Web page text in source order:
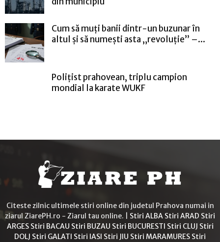
Cum să muți banii dintr-un buzunar în
altul și să numești asta „revoluție” –...
Polițist prahovean, triplu campion
mondial la karate WUKF
Citeste zilnic ultimele stiri online din judetul Prahova numai in
ziarul ZiarePH.ro - Ziarul tau online. | Stiri ALBA Stiri ARAD Stiri
ARGES Stiri BACAU Stiri BUZAU Stiri BUCURESTI Stiri CLUJ Stiri
DOLJ Stiri GALATI Stiri IASI Stiri JIU Stiri MARAMURES Stiri